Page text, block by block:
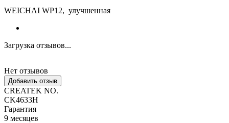
WEICHAI WP12, улучшенная
Загрузка отзывов...
Нет отзывов
Добавить отзыв
CREATEK NO.
CK4633H
Гарантия
9 месяцев